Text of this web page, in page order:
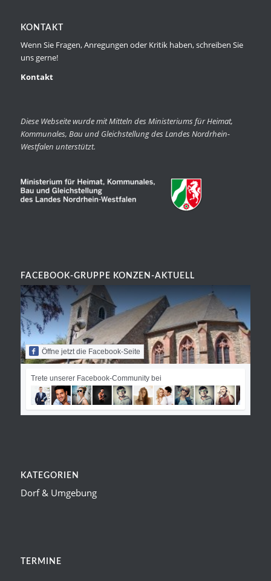
KONTAKT
Wenn Sie Fragen, Anregungen oder Kritik haben, schreiben Sie
uns gerne!
Kontakt
Diese Webseite wurde mit Mitteln des Ministeriums für Heimat,
Kommunales, Bau und Gleichstellung des Landes Nordrhein-
Westfalen unterstützt.
FACEBOOK-GRUPPE KONZEN-AKTUELL
Öffne jetzt die Facebook-Seite
Trete unserer Facebook-Community bei
KATEGORIEN
Dorf & Umgebung
TERMINE